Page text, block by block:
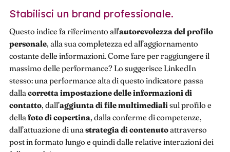
Stabilisci un brand professionale.
Questo indice fa riferimento all'autorevolezza del profilo
personale, alla sua completezza ed all’aggiornamento
costante delle informazioni. Come fare per raggiungere il
massimo delle performance? Lo suggerisce LinkedIn
stesso: una performance alta di questo indicatore passa
dallacorretta impostazione delle informazioni di
contatto, dall’aggiunta di file multimedialisul profilo e
dellafoto di copertina, dalla conferme di competenze,
dall’attuazione di unastrategia di contenutoattraverso
post in formato lungo e quindi dalle relative interazioni dei